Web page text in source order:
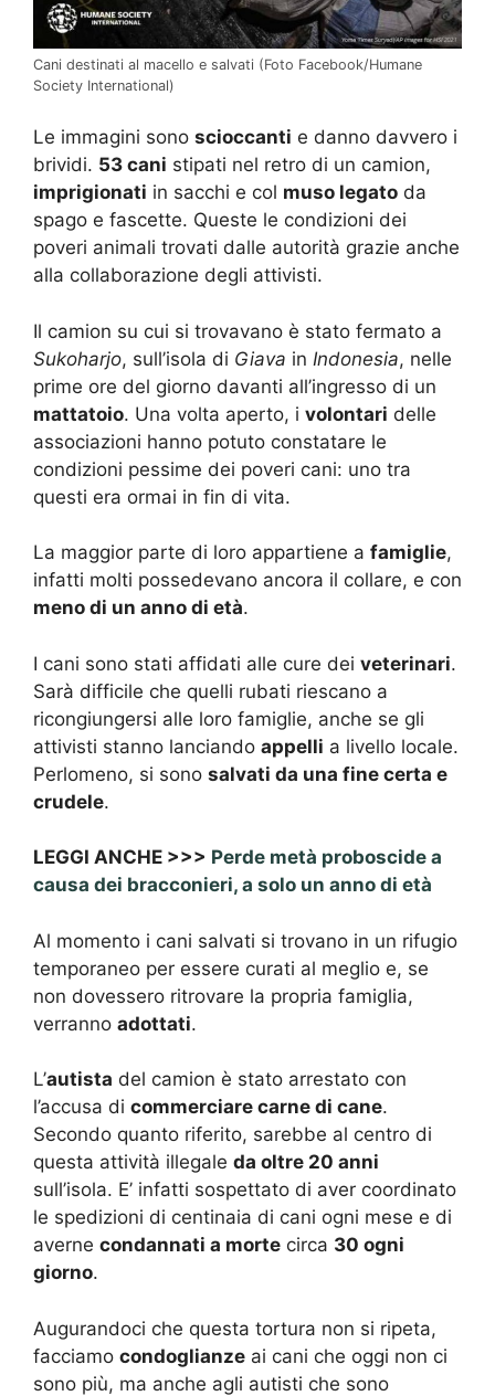
Cani destinati al macello e salvati (Foto Facebook/Humane
Society International)
Le immagini sono scioccanti e danno davvero i
brividi. 53 cani stipati nel retro di un camion,
imprigionati in sacchi e col muso legato da
spago e fascette. Queste le condizioni dei
poveri animali trovati dalle autorità grazie anche
alla collaborazione degli attivisti.
Il camion su cui si trovavano è stato fermato a
Sukoharjo, sull’isola di Giava in Indonesia, nelle
prime ore del giorno davanti all’ingresso di un
mattatoio. Una volta aperto, i volontari delle
associazioni hanno potuto constatare le
condizioni pessime dei poveri cani: uno tra
questi era ormai in fin di vita.
La maggior parte di loro appartiene a famiglie,
infatti molti possedevano ancora il collare, e con
meno di un anno di età.
I cani sono stati affidati alle cure dei veterinari.
Sarà difficile che quelli rubati riescano a
ricongiungersi alle loro famiglie, anche se gli
attivisti stanno lanciando appelli a livello locale.
Perlomeno, si sono salvati da una fine certa e
crudele.
LEGGI ANCHE >>> Perde metà proboscide a
causa dei bracconieri, a solo un anno di età
Al momento i cani salvati si trovano in un rifugio
temporaneo per essere curati al meglio e, se
non dovessero ritrovare la propria famiglia,
verranno adottati.
L’autista del camion è stato arrestato con
l’accusa di commerciare carne di cane.
Secondo quanto riferito, sarebbe al centro di
questa attività illegale da oltre 20 anni
sull’isola. E’ infatti sospettato di aver coordinato
le spedizioni di centinaia di cani ogni mese e di
averne condannati a morte circa 30 ogni
giorno.
Augurandoci che questa tortura non si ripeta,
facciamo condoglianze ai cani che oggi non ci
sono più, ma anche agli autisti che sono